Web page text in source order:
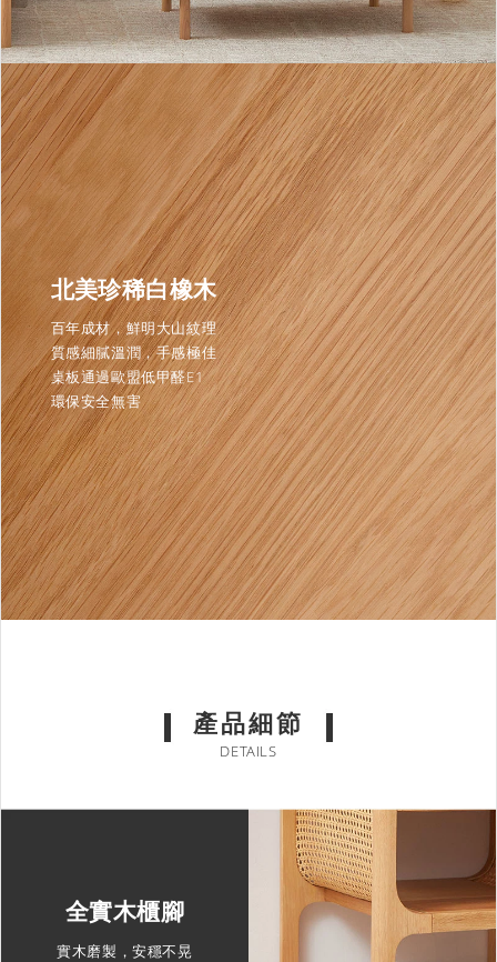
北美珍稀白橡木
百年成材，鮮明大山紋理
質感細膩溫潤，手感極佳
桌板通過歐盟低甲醛E1
環保安全無害
產品細節
DETAILS
全實木櫃腳
實木磨製，安穩不晃